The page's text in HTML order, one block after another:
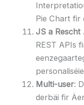
Pie Chart fir
JS a Rescht
REST APIs
Multi-user:
derbäi fir